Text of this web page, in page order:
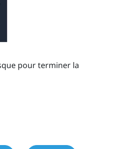
pour terminer la